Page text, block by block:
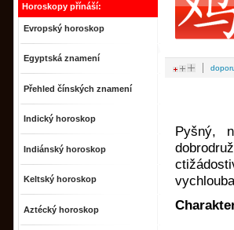
Horoskopy přínáší:
Evropský horoskop
Egyptská znamení
Přehled čínských znamení
Indický horoskop
Indiánský horoskop
Keltský horoskop
Aztécký horoskop
|
Pyšný,